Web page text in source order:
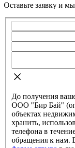
Оставьте заявку и
До получения
ООО "Бир Бай"
объектах
хранить,
телефона в